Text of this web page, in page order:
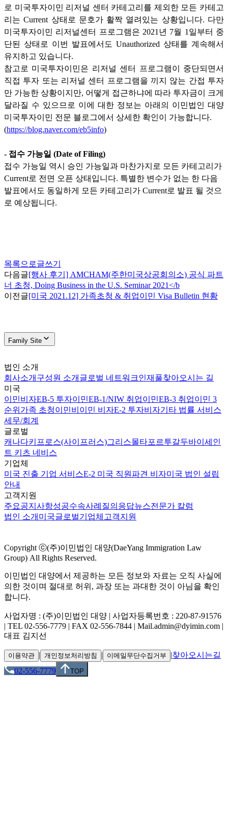
로 미국투자이민 리저널 센터 카테고리를 제외한 모든 카테고
리는Current 상태로 문호가 활짝 열려있는 상황입니다. 다만
미국투자이민 리저널센터 프로그램은 2021 년 7월 1 일부터 중
단된 상태로 이번 발표에서도 Unauthorized 상태를 계속해서
유지하고 있습니다.
참고로 미국투자이민은 리저널 센터 프로그램이 중단되면서
직접 투자 또는 리저널 센터 프로그램을 끼지 않는 간접 투자
만 가능한 상황이지만, 어떻게 접근하냐에 따라 투자금이 크게
달라질 수 있으므로 이에 대한 정보는 아래의 이민법인 대양
미국투자이민 전문 블로그에서 상세한 확인이 가능합니다.
(https://blog.naver.com/eb5info)
- 접수 가능일 (Date of Filing)
접수 가능일 역시 승인 가능일과 마찬가지로 모든 카테고리가
Current로 전면 오픈 상태입니다. 특별한 변수가 없는 한 다음
발표에서도 동일하게 모든 카테고리가 Current로 발표 될 것으
로 예상됩니다.
목록으로글쓰기
다음글[행사 후기] AMCHAM(주한미국상공회의소) 공식 파트
너 초청, Doing Business in the U.S. Seminar 2021</b
이전글[미국 2021.12] 가족초청 & 취업이민 Visa Bulletin 현황
Family Site
법인 소개
회사소개 구성원 소개 글로벌 네트워크인재풀찾아오시는 길
미국
이민비자EB-5 투자이민EB-1/NIW 취업이민EB-3 취업이민 3
순위 가족 초청이민비이민 비자E-2 투자비자기타 법률 서비스
세무/회계
글로벌
캐나다키프로스(사이프러스)그리스몰타포르투갈두바이 세인
트 키츠 네비스
기업체
미국 진출 기업 서비스E-2 미국 직원파견 비자미국 법인 설립
안내
고객지원
주요공지사항성공수속사례 질의응답뉴스전문가 칼럼
법인 소개 미국글로벌기업체 고객지원
Copyright ⓒ(주)이민법인 대양(DaeYang Immigration Law
Group) All Rights Reserved.
이민법인 대양에서 제공하는 모든 정보와 자료는 오직 사실에
의한 것이며 절대로 허위, 과장 또는 과대한 것이 아님을 확인
합니다.
사업자명 : (주)이민법인 대양 | 사업자등록번호 : 220-87-91576
| TEL 02-556-7779 | FAX 02-556-7844 | Mail.admin@dyimin.com |
대표 김지선
이용약관 | 개인정보처리방침 | 이메일무단수집거부 |찾아오시는길
02-556-7779
TOP